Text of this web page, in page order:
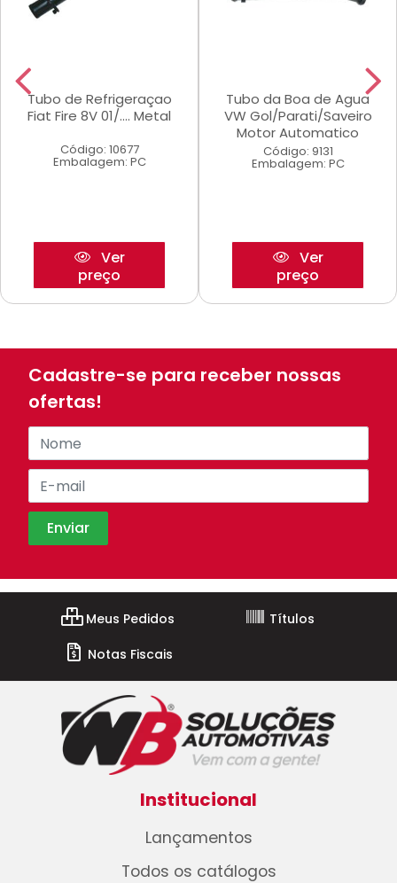
Tubo de Refrigeraçao
Fiat Fire 8V 01/.... Metal
Código: 10677
Embalagem: PC
Ver
preço
Tubo da Boa de Agua
VW Gol/Parati/Saveiro
Motor Automatico
Código: 9131
Embalagem: PC
Ver
preço
Cadastre-se para receber nossas
ofertas!
Meus Pedidos
Títulos
Notas Fiscais
Institucional
Lançamentos
Todos os catálogos